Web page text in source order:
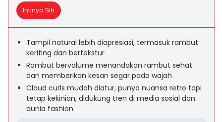
Intinya Sih
Tampil natural lebih diapresiasi, termasuk rambut
keriting dan bertekstur
Rambut bervolume menandakan rambut sehat
dan memberikan kesan segar pada wajah
Cloud curls mudah diatur, punya nuansa retro tapi
tetap kekinian, didukung tren di media sosial dan
dunia fashion